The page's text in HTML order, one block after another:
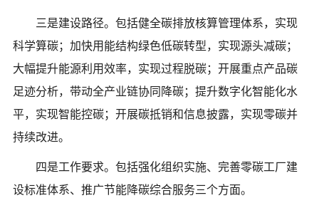
三是建设路径。包括健全碳排放核算管理体系，实现
科学算碳；加快用能结构绿色低碳转型，实现源头减碳；
大幅提升能源利用效率，实现过程脱碳；开展重点产品碳
足迹分析，带动全产业链协同降碳；提升数字化智能化水
平，实现智能控碳；开展碳抵销和信息披露，实现零碳并
持续改进。
四是工作要求。包括强化组织实施、完善零碳工厂建
设标准体系、推广节能降碳综合服务三个方面。